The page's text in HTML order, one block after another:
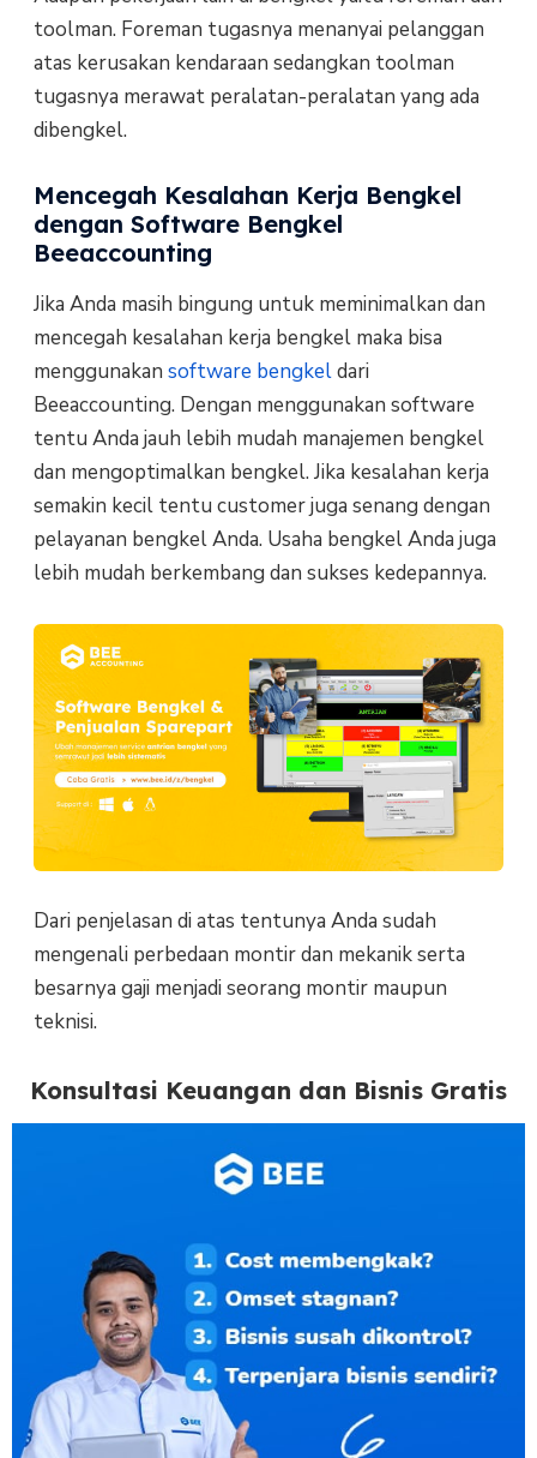
toolman. Foreman tugasnya menanyai pelanggan
atas kerusakan kendaraan sedangkan toolman
tugasnya merawat peralatan-peralatan yang ada
dibengkel.
Mencegah Kesalahan Kerja Bengkel
dengan Software Bengkel
Beeaccounting
Jika Anda masih bingung untuk meminimalkan dan
mencegah kesalahan kerja bengkel maka bisa
menggunakan software bengkeldari
Beeaccounting. Dengan menggunakan software
tentu Anda jauh lebih mudah manajemen bengkel
dan mengoptimalkan bengkel. Jika kesalahan kerja
semakin kecil tentu customer juga senang dengan
pelayanan bengkel Anda. Usaha bengkel Anda juga
lebih mudah berkembang dan sukses kedepannya.
Dari penjelasan di atas tentunya Anda sudah
mengenali perbedaan montir dan mekanik serta
besarnya gaji menjadi seorang montir maupun
teknisi.
Konsultasi Keuangan dan Bisnis Gratis